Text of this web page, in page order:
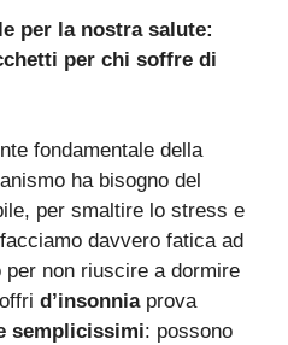
per la nostra salute:
per chi soffre di
fondamentale della
ha bisogno del
per smaltire lo stress e
davvero fatica ad
non riuscire a dormire
d’insonniaprova
semplicissimi: possono